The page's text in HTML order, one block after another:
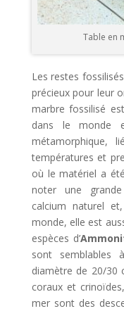
Table en
Les restes
précieux pour leur
marbre fossilisé
dans le monde
métamorphique,
températures et
où le matériel a
noter une
calcium naturel
monde, elle est
espèces d’
sont semblables
diamètre de 20/30
coraux et
mer sont des